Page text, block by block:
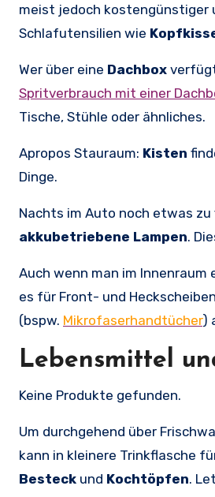
meist jedoch kostengünstiger
Schlafutensilien wie
Wer über eine Dachbox
Spritverbrauch mit einer
Tische, Stühle oder ähnliches.
Apropos Stauraum: Kisten
Dinge.
Nachts im Auto noch etwas
akkubetriebene Lampen.
Auch wenn man im
es für Front- und Heckscheiben
(bspw. Mikrofaserhandtücher)
Lebensmittel
Keine Produkte gefunden.
Um durchgehend über
kann in kleinere Trinkflasche
Besteck und Kochtöpfen.